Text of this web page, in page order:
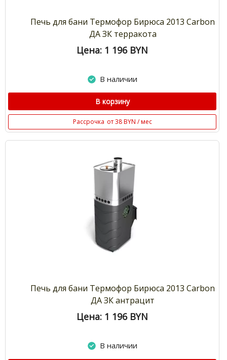
Печь для бани Термофор Бирюса 2013 Carbon
ДА ЗК терракота
Цена: 1 196 BYN
В наличии
В корзину
Рассрочка от 38 BYN / мес
Печь для бани Термофор Бирюса 2013 Carbon
ДА ЗК антрацит
Цена: 1 196 BYN
В наличии